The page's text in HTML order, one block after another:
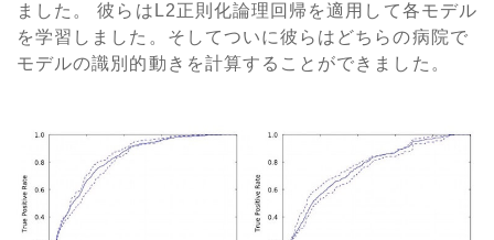
ました。 彼らはL2正則化論理回帰を適用して各モデル
を学習しました。そしてついに彼らはどちらの病院で
モデルの識別的動きを計算することができました。